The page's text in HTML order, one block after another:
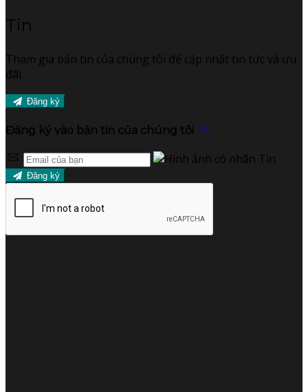
Tin
Tham gia bản tin của chúng tôi để cập nhật tin tức và ưu
đãi.
Đăng ký
Đăng ký vào bản tin của chúng tôi
Đăng ký